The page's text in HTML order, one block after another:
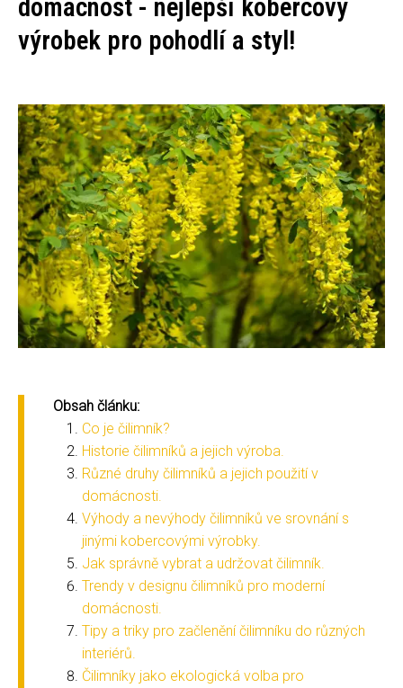
domácnost - nejlepší kobercový
výrobek pro pohodlí a styl!
Obsah článku:
Co je čilimník?
Historie čilimníků a jejich výroba.
Různé druhy čilimníků a jejich použití v
domácnosti.
Výhody a nevýhody čilimníků ve srovnání s
jinými kobercovými výrobky.
Jak správně vybrat a udržovat čilimník.
Trendy v designu čilimníků pro moderní
domácnosti.
Tipy a triky pro začlenění čilimníku do různých
interiérů.
Čilimníky jako ekologická volba pro